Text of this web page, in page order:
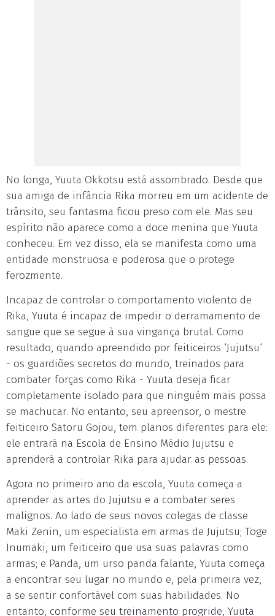
No longa, Yuuta Okkotsu está assombrado. Desde que
sua amiga de infância Rika morreu em um acidente de
trânsito, seu fantasma ficou preso com ele. Mas seu
espírito não aparece como a doce menina que Yuuta
conheceu. Em vez disso, ela se manifesta como uma
entidade monstruosa e poderosa que o protege
ferozmente.
Incapaz de controlar o comportamento violento de
Rika, Yuuta é incapaz de impedir o derramamento de
sangue que se segue à sua vingança brutal. Como
resultado, quando apreendido por feiticeiros ‘Jujutsu‘
- os guardiões secretos do mundo, treinados para
combater forças como Rika - Yuuta deseja ficar
completamente isolado para que ninguém mais possa
se machucar. No entanto, seu apreensor, o mestre
feiticeiro Satoru Gojou, tem planos diferentes para ele:
ele entrará na Escola de Ensino Médio Jujutsu e
aprenderá a controlar Rika para ajudar as pessoas.
Agora no primeiro ano da escola, Yuuta começa a
aprender as artes do Jujutsu e a combater seres
malignos. Ao lado de seus novos colegas de classe
Maki Zenin, um especialista em armas de Jujutsu; Toge
Inumaki, um feiticeiro que usa suas palavras como
armas; e Panda, um urso panda falante, Yuuta começa
a encontrar seu lugar no mundo e, pela primeira vez,
a se sentir confortável com suas habilidades. No
entanto, conforme seu treinamento progride, Yuuta